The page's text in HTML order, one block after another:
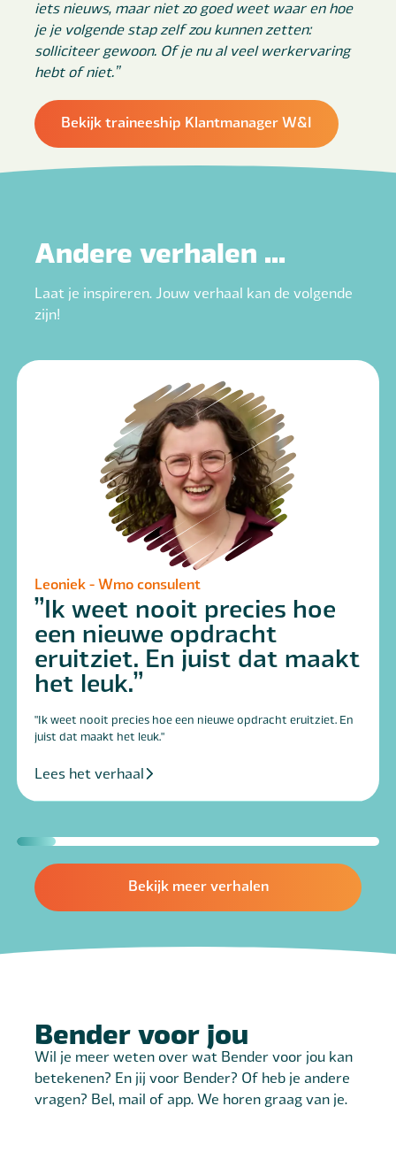
iets nieuws, maar niet zo goed weet waar en hoe
je je volgende stap zelf zou kunnen zetten:
solliciteer gewoon. Of je nu al veel werkervaring
hebt of niet.”
Bekijk traineeship Klantmanager W&I
Andere verhalen ...
Laat je inspireren. Jouw verhaal kan de volgende
zijn!
Leoniek - Wmo consulent
Ik weet nooit precies hoe
een nieuwe opdracht
eruitziet. En juist dat maakt
het leuk.
"Ik weet nooit precies hoe een nieuwe opdracht eruitziet. En
juist dat maakt het leuk."
Lees het verhaal
Bekijk meer verhalen
Bender voor jou
Wil je meer weten over wat Bender voor jou kan
betekenen? En jij voor Bender? Of heb je andere
vragen? Bel, mail of app. We horen graag van je.